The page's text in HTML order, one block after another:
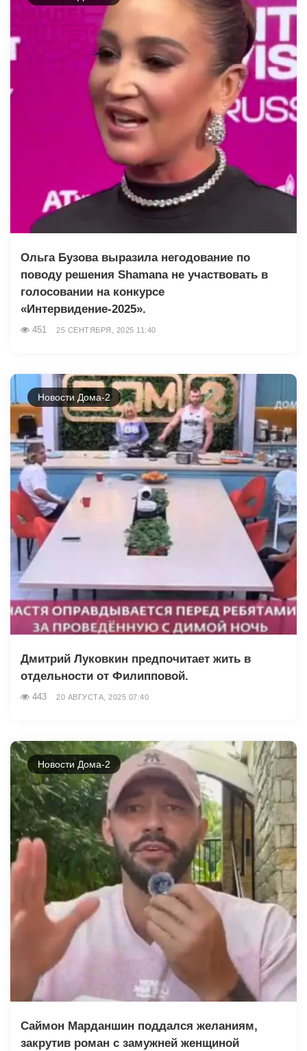
Ольга Бузова выразила негодование по
поводу решения Shamanа не участвовать в
голосовании на конкурсе
«Интервидение-2025».
451 25 СЕНТЯБРЯ, 2025 11:40
Новости Дома-2
Дмитрий Луковкин предпочитает жить в
отдельности от Филипповой.
443 20 АВГУСТА, 2025 07:40
Новости Дома-2
Саймон Марданшин поддался желаниям,
закрутив роман с замужней женщиной